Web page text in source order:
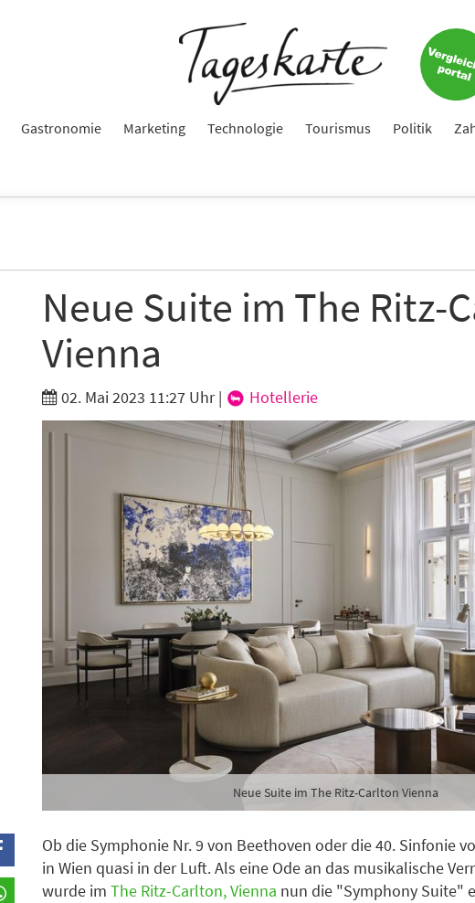
Gastronomie Marketing Technologie Tourismus Politik
Neue Suite im The Ritz-
Vienna
02. Mai 2023 11:27 Uhr| Hotellerie
Neue Suite im The Ritz-Carlton Vienna
Ob die Symphonie Nr. 9 von Beethoven oder die 40. Sinfonie
in Wien quasi in der Luft. Als eine Ode an das musikalische
wurde im The Ritz-Carlton, Vienna nun die "Symphony Suite"